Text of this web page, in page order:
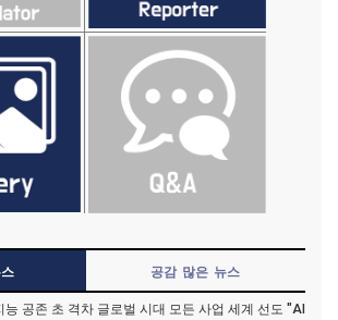
공감 많은 뉴스
공존 초 격차 글로벌 시대 모든 사업 세계 선도 "AI